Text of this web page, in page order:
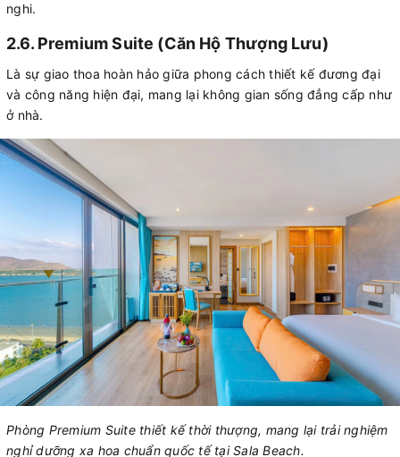
nghi.
2.6. Premium Suite (Căn Hộ Thượng Lưu)
Là sự giao thoa hoàn hảo giữa phong cách thiết kế đương đại
và công năng hiện đại, mang lại không gian sống đẳng cấp như
ở nhà.
Phòng Premium Suite thiết kế thời thượng, mang lại trải nghiệm
nghỉ dưỡng xa hoa chuẩn quốc tế tại Sala Beach.